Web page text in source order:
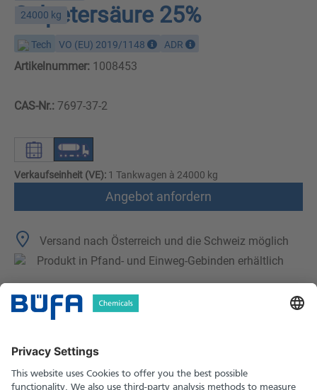
24000 kg
Salpetersäure 25%
Tech VO (EU) 2019/1148 ADR
Artikelnummer: 1008453
CAS-Nr.: 7697-37-2
Verkaufseinheit (VE): 1 Tankwagen à 24000 kg
Angebot anfordern
Versand nach Österreich und die Schweiz möglich
Produkt in Pfand- und Einweg-Gebinden erhältlich
Technische Merkmale
Sicherheitshinweise